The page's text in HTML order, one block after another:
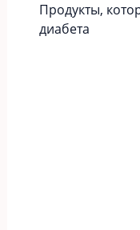
Продукты,
диабета